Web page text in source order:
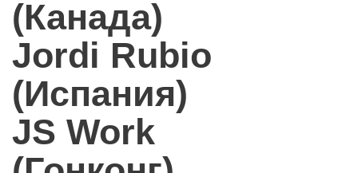
(Канада)
Jordi Rubio
(Испания)
JS Work